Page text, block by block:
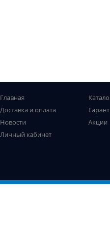
Главная
Доставка и оплата
Новости
Акции
Личный кабинет